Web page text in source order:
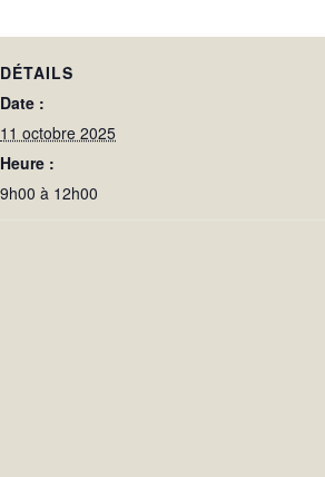
DÉTAILS
Date :
11 octobre 2025
Heure :
9h00 à 12h00